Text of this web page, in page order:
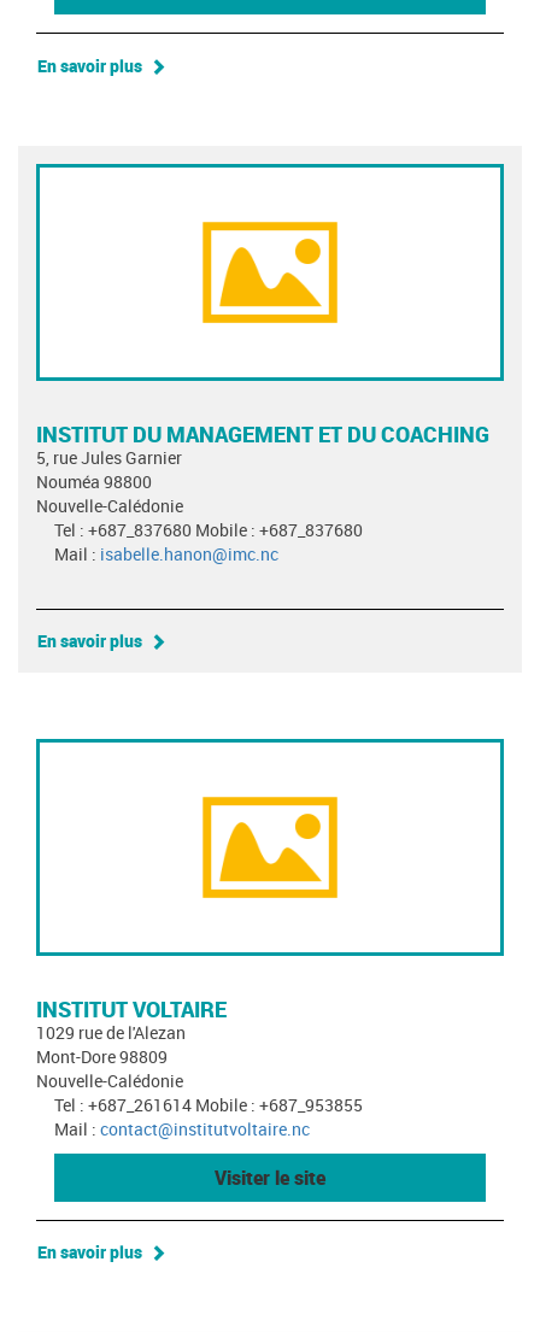
En savoir plus
INSTITUT DU MANAGEMENT ET DU COACHING
5, rue Jules Garnier
Nouméa 98800
Nouvelle-Calédonie
Tel : +687_837680 Mobile : +687_837680
Mail : isabelle.hanon@imc.nc
En savoir plus
INSTITUT VOLTAIRE
1029 rue de l'Alezan
Mont-Dore 98809
Nouvelle-Calédonie
Tel : +687_261614 Mobile : +687_953855
Mail : contact@institutvoltaire.nc
Visiter le site
En savoir plus